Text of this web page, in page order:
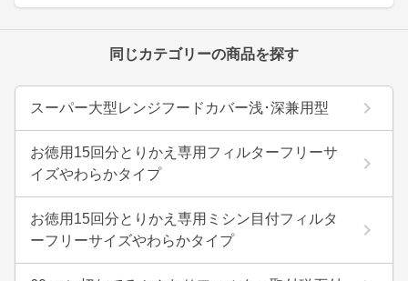
同じカテゴリーの商品を探す
スーパー大型レンジフードカバー浅･深兼用型
お徳用15回分とりかえ専用フィルターフリーサ
イズやわらかタイプ
お徳用15回分とりかえ専用ミシン目付フィルタ
ーフリーサイズやわらかタイプ